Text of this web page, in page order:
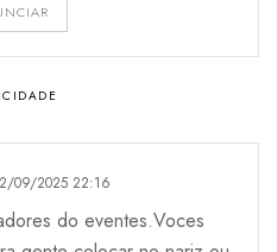
09/2025 22:16
do eventes.Voces